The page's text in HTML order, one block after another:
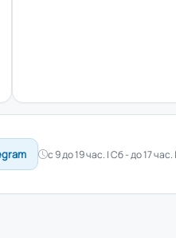
с 9 до 19 час. | Сб - до 17